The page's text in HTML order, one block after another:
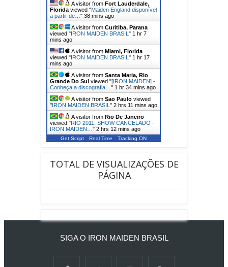
A visitor from Fort Lauderdale,
Florida viewed "Maiden England disponível
a partir de… " 38 mins ago
A visitor from Curitiba, Parana
viewed "IRON MAIDEN BRASIL " 1 hr 7
mins ago
A visitor from Miami, Florida
viewed "IRON MAIDEN BRASIL " 1 hr 17
mins ago
A visitor from Santa Maria, Rio
Grande Do Sul viewed "[IRON MAIDEN] -
Conheça a discografia… " 1 hr 34 mins ago
A visitor from Sao Paulo viewed
"IRON MAIDEN BRASIL " 2 hrs 11 mins ago
A visitor from Rio De Janeiro
viewed "RIO 2011: SHOW CANCELADO -
IRON MAIDEN… " 2 hrs 12 mins ago
Get Script Real Time Tracking ON
TOTAL DE VISUALIZAÇÕES DE
PÁGINA
SIGA O IRON MAIDEN BRASIL